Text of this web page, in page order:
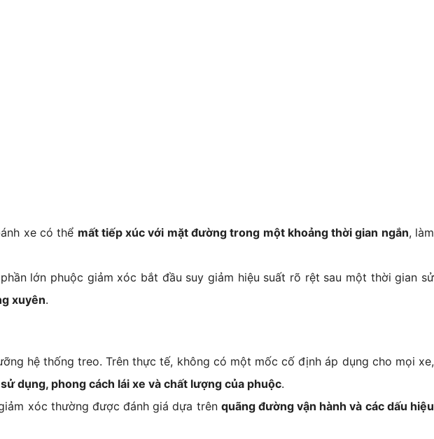
xe có thể mất tiếp xúc với mặt đường trong một khoảng thời gian ngắn, làm
lớn phuộc giảm xóc bắt đầu suy giảm hiệu suất rõ rệt sau một thời gian sử
xuyên.
hệ thống treo. Trên thực tế, không có một mốc cố định áp dụng cho mọi xe,
dụng, phong cách lái xe và chất lượng của phuộc.
xóc thường được đánh giá dựa trên quãng đường vận hành và các dấu hiệu